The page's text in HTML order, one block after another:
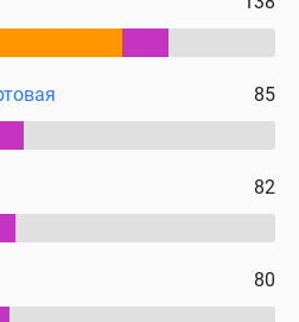
85
82
80